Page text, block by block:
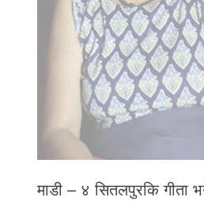
माडी – ४ सितलपुरकि गीता